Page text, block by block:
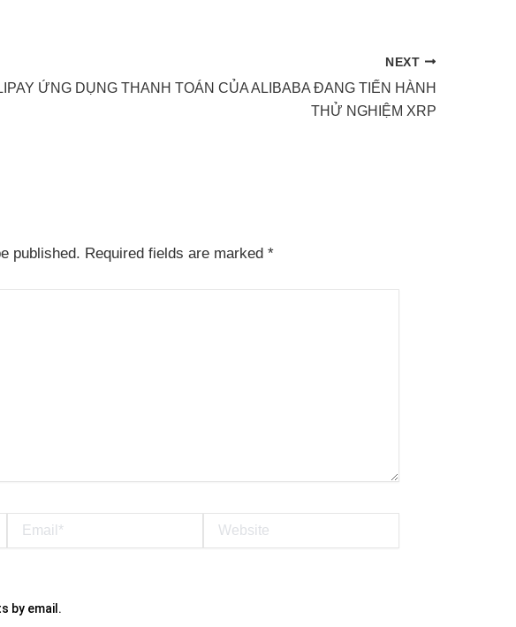
NEXT
ỨNG DỤNG THANH TOÁN CỦA ALIBABA ĐANG TIẾN HÀNH
THỬ NGHIỆM XRP
published. Required fields are marked *
Email* Website
by email.